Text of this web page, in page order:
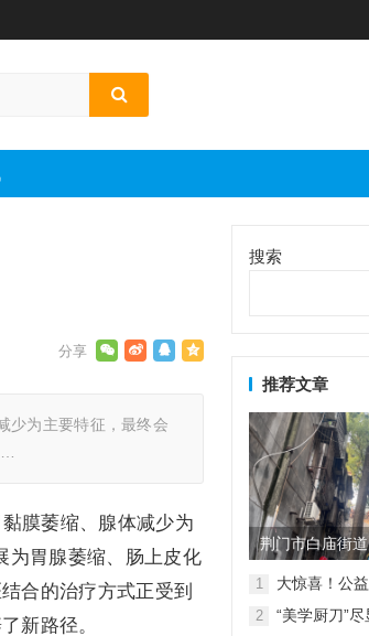
少为主要特征，最终会
膜萎缩、腺体减少为
为胃腺萎缩、肠上皮化
合的治疗方式正受到
新路径。
搜索
推荐文章
荆门市白庙街
烦心事 提升居
1 大惊喜！公
2
“美学厨刀”